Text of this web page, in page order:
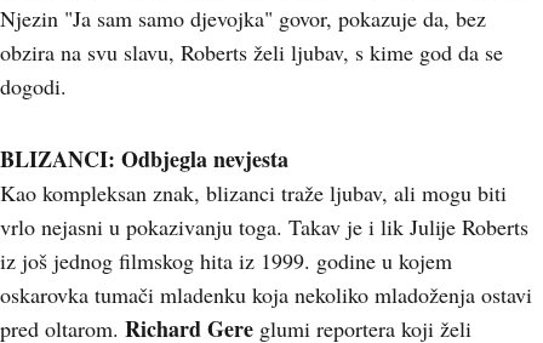
Njezin "Ja sam samo djevojka" govor, pokazuje da, bez
obzira na svu slavu, Roberts želi ljubav, s kime god da se
dogodi.
BLIZANCI: Odbjegla nevjesta
Kao kompleksan znak, blizanci traže ljubav, ali mogu biti
vrlo nejasni u pokazivanju toga. Takav je i lik Julije Roberts
iz još jednog filmskog hita iz 1999. godine u kojem
oskarovka tumači mladenku koja nekoliko mladoženja ostavi
pred oltarom. Richard Gere glumi reportera koji želi